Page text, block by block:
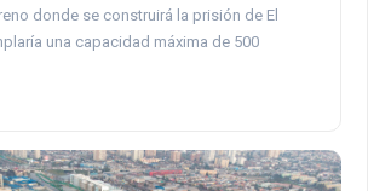
donde se construirá la prisión de El
una capacidad máxima de 500